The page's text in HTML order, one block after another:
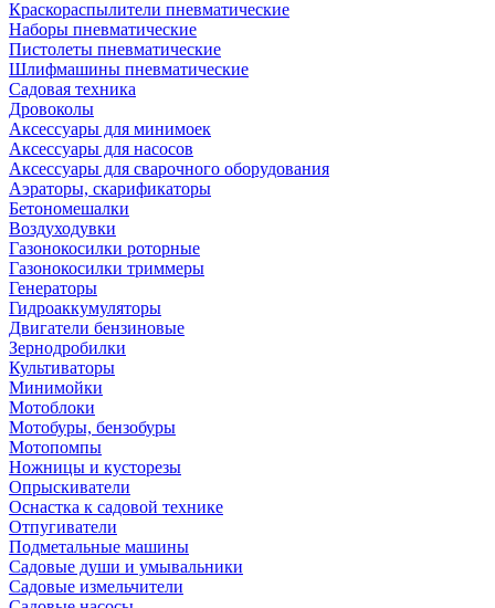
Краскораспылители пневматические
Наборы пневматические
Пистолеты пневматические
Шлифмашины пневматические
Садовая техника
Дровоколы
Аксессуары для минимоек
Аксессуары для насосов
Аксессуары для сварочного оборудования
Аэраторы, скарификаторы
Бетономешалки
Воздуходувки
Газонокосилки роторные
Газонокосилки триммеры
Генераторы
Гидроаккумуляторы
Двигатели бензиновые
Зернодробилки
Культиваторы
Минимойки
Мотоблоки
Мотобуры, бензобуры
Мотопомпы
Ножницы и кусторезы
Опрыскиватели
Оснастка к садовой технике
Отпугиватели
Подметальные машины
Садовые души и умывальники
Садовые измельчители